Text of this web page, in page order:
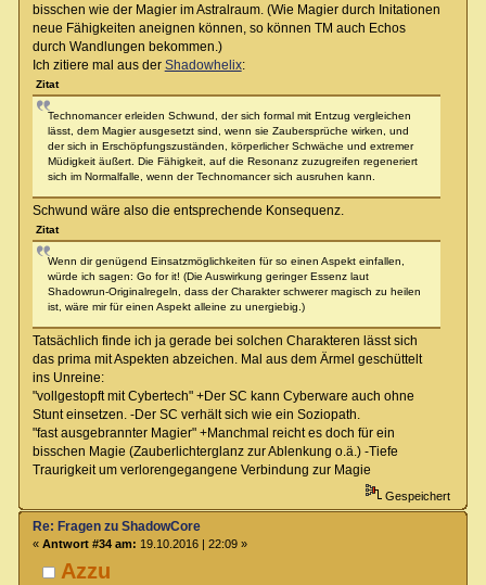
bisschen wie der Magier im Astralraum. (Wie Magier durch Initationen
neue Fähigkeiten aneignen können, so können TM auch Echos
durch Wandlungen bekommen.)
Ich zitiere mal aus der Shadowhelix:
Zitat
Technomancer erleiden Schwund, der sich formal mit Entzug vergleichen
lässt, dem Magier ausgesetzt sind, wenn sie Zaubersprüche wirken, und
der sich in Erschöpfungszuständen, körperlicher Schwäche und extremer
Müdigkeit äußert. Die Fähigkeit, auf die Resonanz zuzugreifen regeneriert
sich im Normalfalle, wenn der Technomancer sich ausruhen kann.
Schwund wäre also die entsprechende Konsequenz.
Zitat
Wenn dir genügend Einsatzmöglichkeiten für so einen Aspekt einfallen,
würde ich sagen: Go for it! (Die Auswirkung geringer Essenz laut
Shadowrun-Originalregeln, dass der Charakter schwerer magisch zu heilen
ist, wäre mir für einen Aspekt alleine zu unergiebig.)
Tatsächlich finde ich ja gerade bei solchen Charakteren lässt sich
das prima mit Aspekten abzeichen. Mal aus dem Ärmel geschüttelt
ins Unreine:
"vollgestopft mit Cybertech" +Der SC kann Cyberware auch ohne
Stunt einsetzen. -Der SC verhält sich wie ein Soziopath.
"fast ausgebrannter Magier" +Manchmal reicht es doch für ein
bisschen Magie (Zauberlichterglanz zur Ablenkung o.ä.) -Tiefe
Traurigkeit um verlorengegangene Verbindung zur Magie
Gespeichert
Azzu
Re: Fragen zu ShadowCore
« Antwort #34 am: 19.10.2016 | 22:09 »